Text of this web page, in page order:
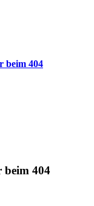
beim 404
beim 404